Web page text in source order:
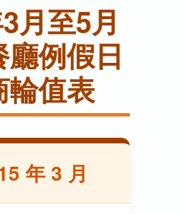
月至5月
例假日
輪值表
年 3 月